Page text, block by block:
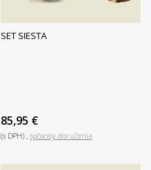
SET SIESTA
85,95 €
(s DPH) spôsoby doručenia